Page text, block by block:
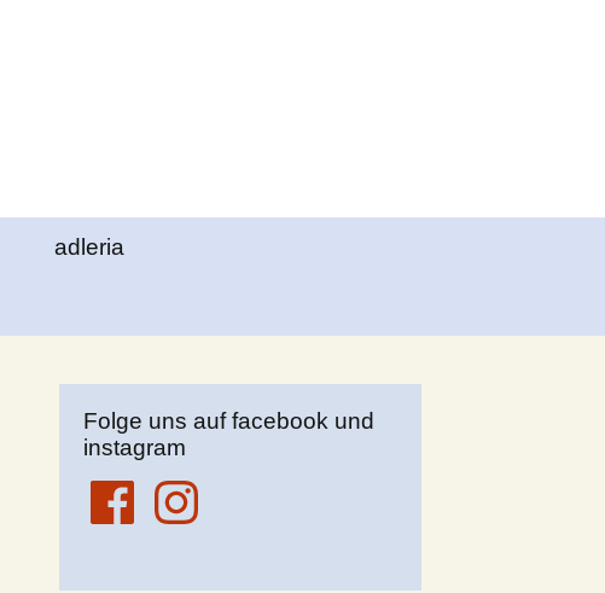
adleria
Folge uns auf facebook und
instagram
FacebookInstagram